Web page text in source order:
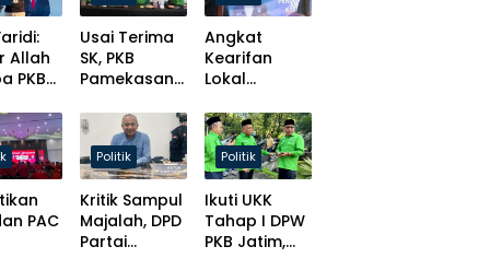
Allah
PKB
Usai Terima
SK, PKB
Pamekasan
Target Solid
Hingga Desa
Angkat
Kearifan
Lokal
Slamet
Ariyadi
Bulatkan
Tekat Daftar
Caketum BM
PAN
PAC
Politik
Kritik Sampul
Majalah, DPD
Partai
Politik
Ikuti UKK
Tahap I DPW
PKB Jatim,